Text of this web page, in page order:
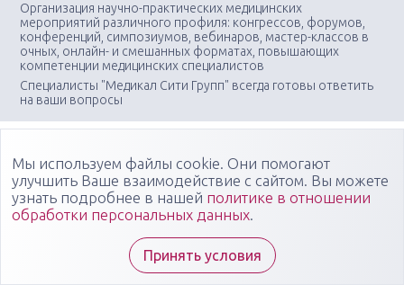
Организация научно-практических медицинских
мероприятий различного профиля: конгрессов, форумов,
конференций, симпозиумов, вебинаров, мастер-классов в
очных, онлайн- и смешанных форматах, повышающих
компетенции медицинских специалистов
Специалисты "Медикал Сити Групп" всегда готовы ответить
на ваши вопросы
Мы используем файлы cookie. Они помогают
улучшить Ваше взаимодействие с сайтом. Вы можете
узнать подробнее в нашей политике в отношении
обработки персональных данных.
Принять условия